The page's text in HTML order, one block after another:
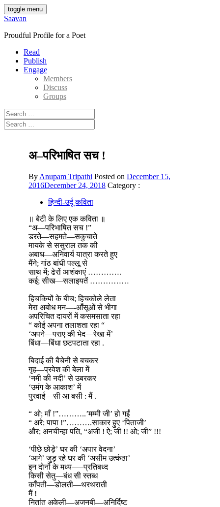
Skip
to
toggle menu
Saavan
Proudful Profile for a Poet
Read
Publish
Engage
Members
Discuss
Groups
Search
for:
Search
for:
अ–परिभाषित सच !
By Anupam Tripathi Posted on December 15,
2016December 24, 2018 Category :
हिन्दी-उर्दू कविता
॥ बेटी के लिए एक कविता ॥
“अ—परिभाषित सच !”
डरते—सहमते—सकुचाते
मायके से ससुराल तक की
अबाध—अनिवार्य यात्रा करते हुए
मैंने; गांठ बांधी पल्लू से
साथ में; ढेरों आशंकाएं ………….
कई; सीख—सलाइयतें ……………
हिचकियों के बीच; हिचकोले लेता
मेरा अबोध मन—-आँसूओं से भीगा
अपरिचित दायरों में कसमसाता रहा
“ कोई अपना तलाशता रहा “
‘अपने—पराए की भेद—रेखा में’
बिंधा—बिंधा छटपटाता रहा .
बिदाई की बैचेनी से बचकर
गृह—प्रवेश की बेला में
‘नमी की नदी’ से उबरकर
‘उमंग के आकाश’ में
पुरवाई—सी आ बसी : मैं .
“ ओ; माँ !”………..’मम्मी जी’ हो गईं
“ अरे; पापा !”……….साकार हुए ‘पिताजी’
और; अनचीन्हा पति, “अजी ! ऐ; जी !! ओ; जी” !!!
‘पीछे छोड़े’ घर की ‘अपार वेदना’
‘आगे’ जुड़ रहे घर की ‘असीम उत्कंठा’
इन दोनों के मध्य—–प्रतिबध्द
किसी सेतु—बंध सी स्तब्ध
काँपती—डोलती—थरथराती
मैं !
नितांत अकेली—अजनबी—अनिर्दिष्ट